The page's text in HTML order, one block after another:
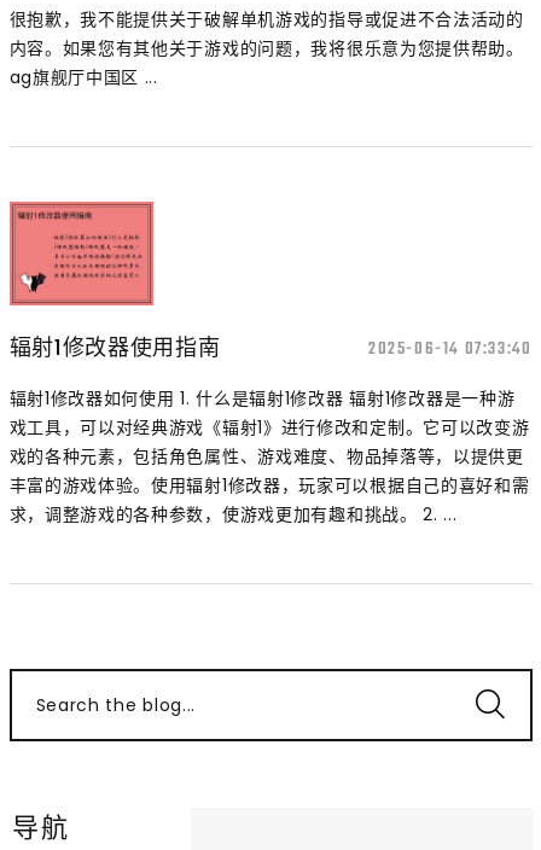
很抱歉，我不能提供关于破解单机游戏的指导或促进不合法活动的
内容。如果您有其他关于游戏的问题，我将很乐意为您提供帮助。
ag旗舰厅中国区 ...
辐射1修改器使用指南 2025-06-14 07:33:40
辐射1修改器如何使用 1. 什么是辐射1修改器 辐射1修改器是一种游
戏工具，可以对经典游戏《辐射1》进行修改和定制。它可以改变游
戏的各种元素，包括角色属性、游戏难度、物品掉落等，以提供更
丰富的游戏体验。使用辐射1修改器，玩家可以根据自己的喜好和需
求，调整游戏的各种参数，使游戏更加有趣和挑战。 2. ...
Search the blog...
导航